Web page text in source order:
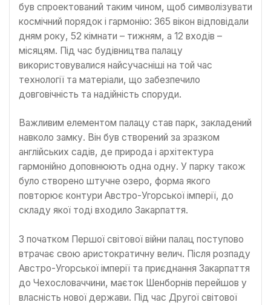
був спроектований таким чином, щоб символізувати
космічний порядок і гармонію: 365 вікон відповідали
дням року, 52 кімнати – тижням, а 12 входів –
місяцям. Під час будівництва палацу
використовувалися найсучасніші на той час
технології та матеріали, що забезпечило
довговічність та надійність споруди.
Важливим елементом палацу став парк, закладений
навколо замку. Він був створений за зразком
англійських садів, де природа і архітектура
гармонійно доповнюють одна одну. У парку також
було створено штучне озеро, форма якого
повторює контури Австро-Угорської імперії, до
складу якої тоді входило Закарпаття.
З початком Першої світової війни палац поступово
втрачає свою аристократичну велич. Після розпаду
Австро-Угорської імперії та приєднання Закарпаття
до Чехословаччини, маєток Шенборнів перейшов у
власність нової держави. Під час Другої світової